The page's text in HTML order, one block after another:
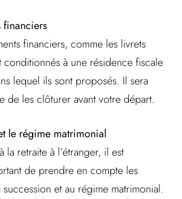
financiers
financiers, comme les livrets
conditionnés à une résidence fiscale
lequel ils sont proposés. Il sera
de les clôturer avant votre départ.
le régime matrimonial
la retraite à l’étranger, il est
de prendre en compte les
succession et au régime matrimonial.